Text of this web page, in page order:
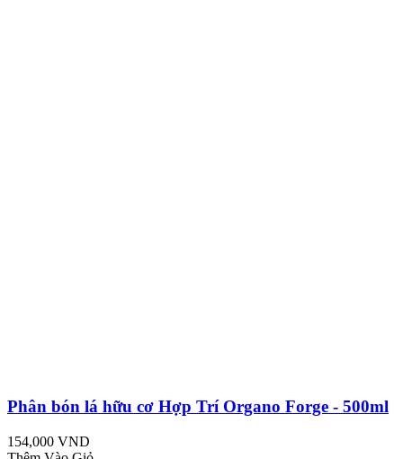
Phân bón lá hữu cơ Hợp Trí Organo Forge - 500ml
154,000 VND